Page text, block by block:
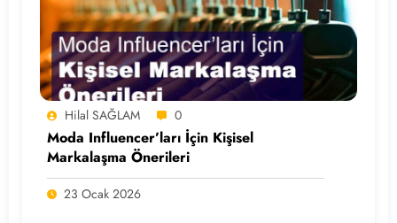
Hilal SAĞLAM 0
Moda Influencer’ları İçin Kişisel
Markalaşma Önerileri
23 Ocak 2026